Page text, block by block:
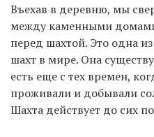
Въехав в деревню, мы
между каменными
перед шахтой. Это одна
шахт в мире. Она
есть еще с тех времен,
проживали и добывали
Шахта действует до сих